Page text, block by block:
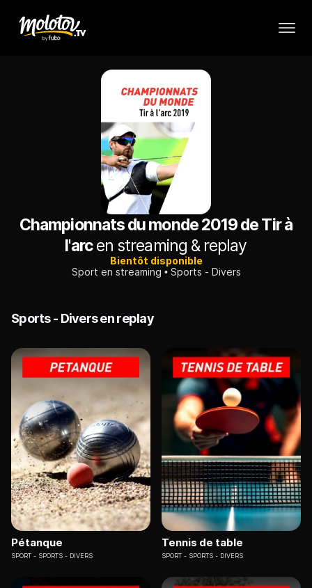
Championnats du monde 2019 de Tir à
l'arcen streaming & replay
Bientôt disponible
Sport en streaming
Sports - Divers
Sports - Divers en replay
Pétanque
SPORT SPORTS - DIVERS
Tennis de table
SPORT SPORTS - DIVERS